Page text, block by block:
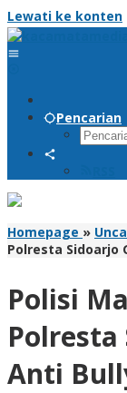
Lewati ke konten
Pencarian
Homepage »
Polresta Sidoarjo
Polisi
Anti